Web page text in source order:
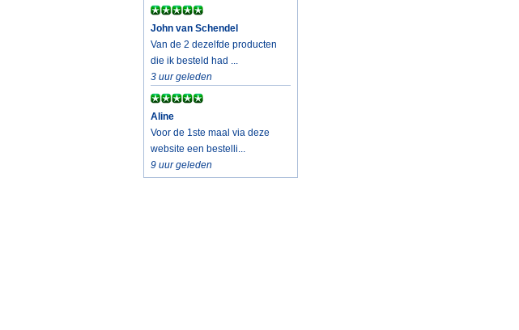
John van Schendel
Van de 2 dezelfde producten
die ik besteld had ...
3 uur geleden
Aline
Voor de 1ste maal via deze
website een bestelli...
9 uur geleden